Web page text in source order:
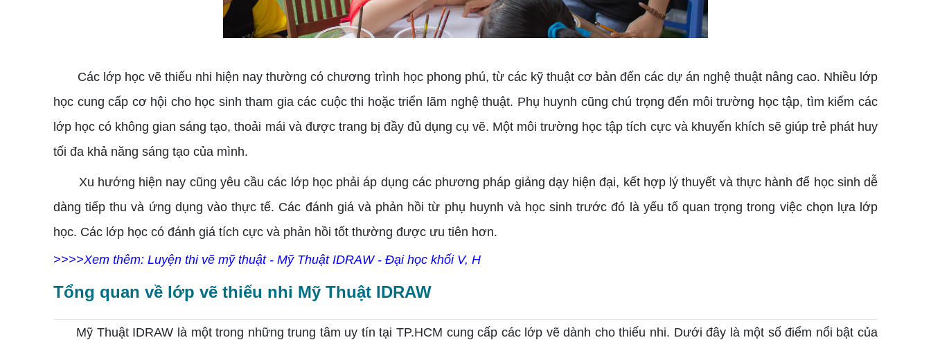
Các lớp học vẽ thiếu nhi hiện nay thường có chương trình học phong phú, từ các kỹ thuật cơ bản đến các dự án nghệ thuật nâng cao. Nhiều lớp
học cung cấp cơ hội cho học sinh tham gia các cuộc thi hoặc triển lãm nghệ thuật. Phụ huynh cũng chú trọng đến môi trường học tập, tìm kiếm các
lớp học có không gian sáng tạo, thoải mái và được trang bị đầy đủ dụng cụ vẽ. Một môi trường học tập tích cực và khuyến khích sẽ giúp trẻ phát huy
tối đa khả năng sáng tạo của mình.
Xu hướng hiện nay cũng yêu cầu các lớp học phải áp dụng các phương pháp giảng dạy hiện đại, kết hợp lý thuyết và thực hành để học sinh dễ
dàng tiếp thu và ứng dụng vào thực tế. Các đánh giá và phản hồi từ phụ huynh và học sinh trước đó là yếu tố quan trọng trong việc chọn lựa lớp
học. Các lớp học có đánh giá tích cực và phản hồi tốt thường được ưu tiên hơn.
>>>>Xem thêm: Luyện thi vẽ mỹ thuật - Mỹ Thuật IDRAW - Đại học khối V, H
Tổng quan về lớp vẽ thiếu nhi Mỹ Thuật IDRAW
Mỹ Thuật IDRAW là một trong những trung tâm uy tín tại TP.HCM cung cấp các lớp vẽ dành cho thiếu nhi. Dưới đây là một số điểm nổi bật của